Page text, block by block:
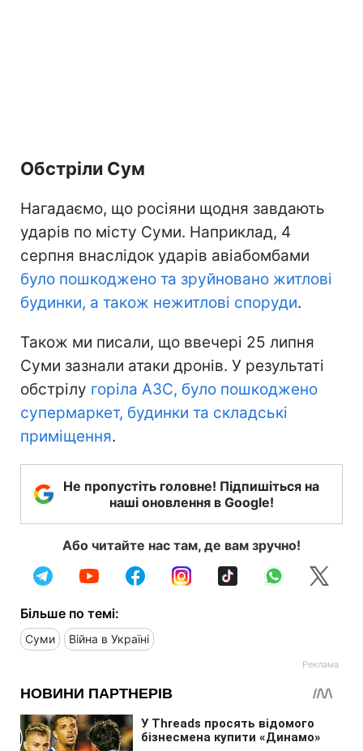
Обстріли Сум
Нагадаємо, що росіяни щодня завдають
ударів по місту Суми. Наприклад, 4
серпня внаслідок ударів авіабомбами
було пошкоджено та зруйновано житлові
будинки, а також нежитлові споруди.
Також ми писали, що ввечері 25 липня
Суми зазнали атаки дронів. У результаті
обстрілу горіла АЗС, було пошкоджено
супермаркет, будинки та складські
приміщення.
Не пропустіть головне! Підпишіться на
наші оновлення в Google!
Або читайте нас там, де вам зручно!
Більше по темі:
Суми Війна в Україні